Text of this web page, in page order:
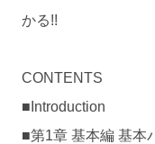
かる!!
CONTENTS
■Introduction
■第1章 基本編 基本